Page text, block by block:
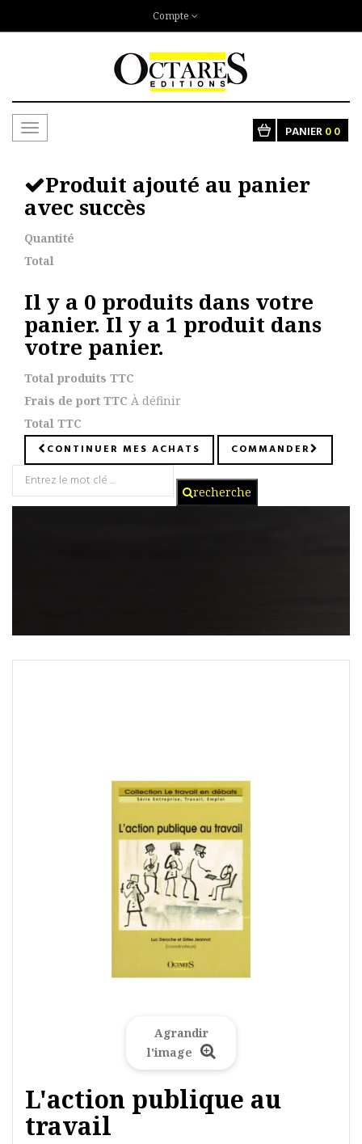
Compte
Toggle
PANIER00
Produit ajouté au panier
avec succès
Quantité
Total
Il y a 0 produits dans votre
panier.Il y a 1 produit dans
votre panier.
Total produits TTC
Frais de port TTC À définir
Total TTC
CONTINUER MES ACHATS COMMANDER
recherche
Agrandir
l'image
L'action publique au
travail